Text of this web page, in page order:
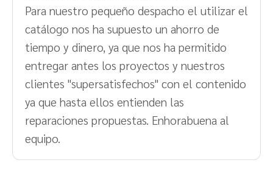
Para nuestro pequeño despacho el utilizar el
catálogo nos ha supuesto un ahorro de
tiempo y dinero, ya que nos ha permitido
entregar antes los proyectos y nuestros
clientes "supersatisfechos" con el contenido
ya que hasta ellos entienden las
reparaciones propuestas. Enhorabuena al
equipo.